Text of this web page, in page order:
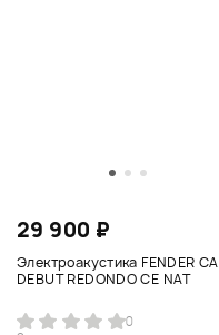
29 900 ₽
Электроакустика FENDER CA
DEBUT REDONDO CE NAT
0